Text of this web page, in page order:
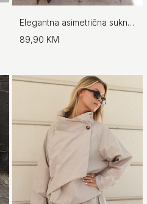
Elegantna asimetrična suknja s pojasom
89,90 KM